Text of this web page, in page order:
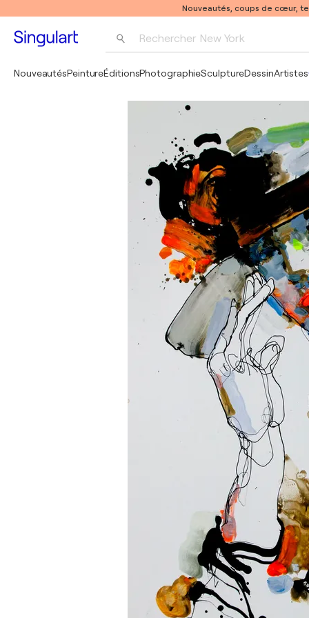
Nouveautés, coups de cœur,
Rechercher New York
Pablo Picasso
NouveautésPeintureÉditionsPhotographieSculptureDessinArtistes